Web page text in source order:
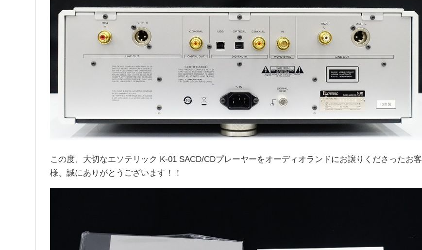
この度、大切なエソテリック K-01 SACD/CDプレーヤーをオーディオランドにお譲りくださったお客
様、誠にありがとうございます！！